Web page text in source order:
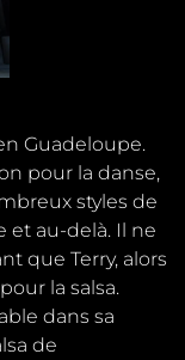
Guadeloupe.
pour la danse,
styles de
et au-delà. Il ne
que Terry, alors
la salsa.
dans sa
de